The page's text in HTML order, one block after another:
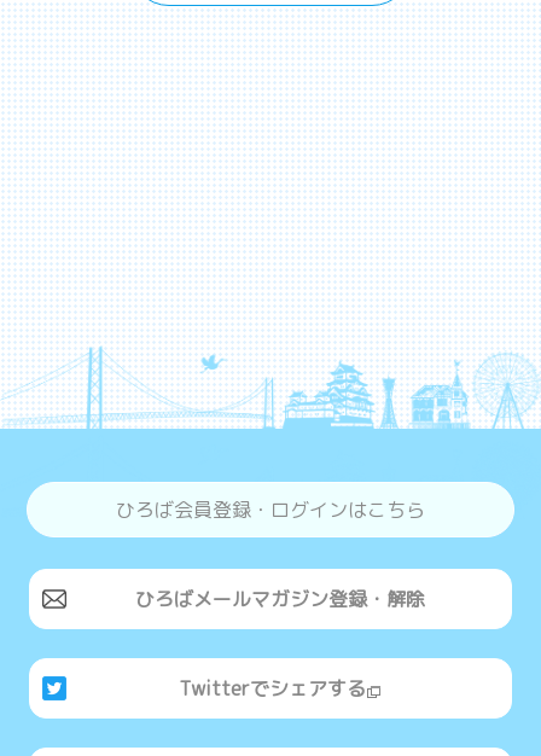
ひろば会員登録・ログインはこちら
ひろばメールマガジン登録・解除
Twitterでシェアする